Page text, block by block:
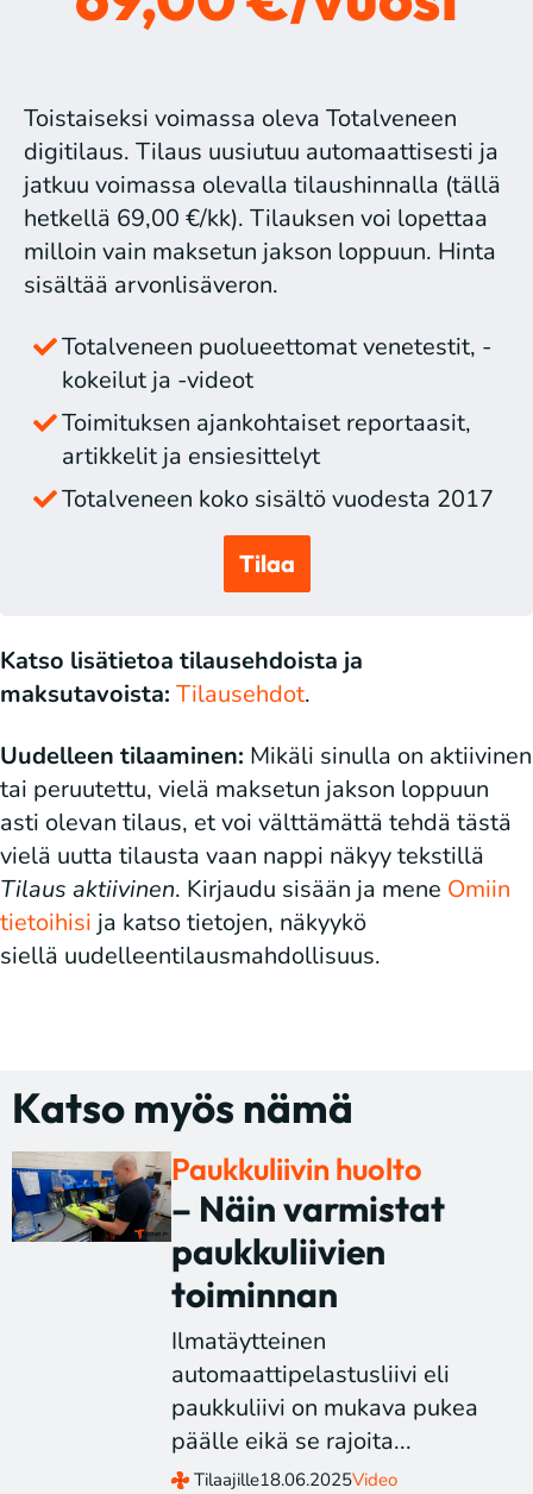
Toistaiseksi voimassa oleva Totalveneen
digitilaus. Tilaus uusiutuu automaattisesti ja
jatkuu voimassa olevalla tilaushinnalla (tällä
hetkellä 69,00 €/kk). Tilauksen voi lopettaa
milloin vain maksetun jakson loppuun. Hinta
sisältää arvonlisäveron.
Totalveneen puolueettomat venetestit, -
kokeilut ja -videot
Toimituksen ajankohtaiset reportaasit,
artikkelit ja ensiesittelyt
Totalveneen koko sisältö vuodesta 2017
Tilaa
Katso lisätietoa tilausehdoista ja
maksutavoista: Tilausehdot.
Uudelleen tilaaminen: Mikäli sinulla on aktiivinen
tai peruutettu, vielä maksetun jakson loppuun
asti olevan tilaus, et voi välttämättä tehdä tästä
vielä uutta tilausta vaan nappi näkyy tekstillä
Tilaus aktiivinen. Kirjaudu sisään ja mene Omiin
tietoihisi ja katso tietojen, näkyykö
siellä uudelleentilausmahdollisuus.
Katso myös nämä
Paukkuliivin huolto
– Näin varmistat
paukkuliivien
toiminnan
Ilmatäytteinen
automaattipelastusliivi eli
paukkuliivi on mukava pukea
päälle eikä se rajoita...
Tilaajille18.06.2025Video